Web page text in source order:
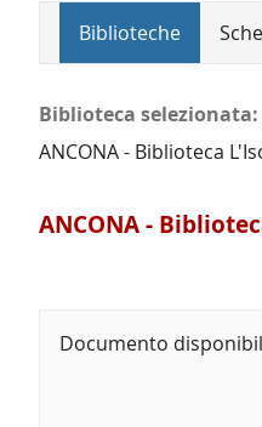
Biblioteche
Biblioteca selezionata:
ANCONA - Biblioteca
ANCONA -
Documento